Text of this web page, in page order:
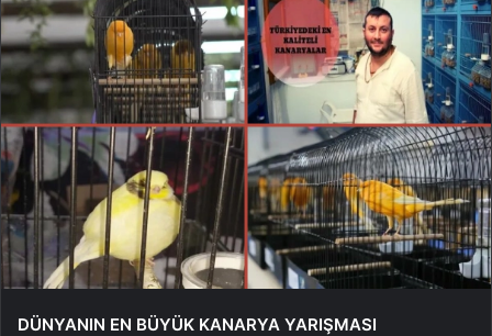
DÜNYANIN EN BÜYÜK KANARYA YARIŞMASI